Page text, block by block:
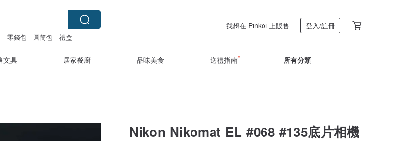
零錢包 圓筒包
禮盒
我想在 Pinkoi 上販售 登入/註冊
文具 居家餐廚 品味美食 送禮指南 所有分類
Nikon Nikomat EL #068 #135底片相機